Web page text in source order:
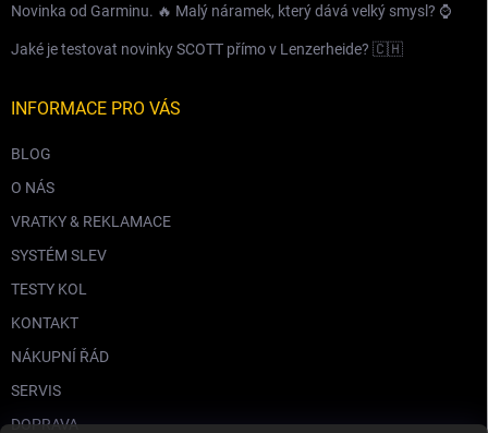
Novinka od Garminu. 🔥 Malý náramek, který dává velký smysl? ⌚️
Jaké je testovat novinky SCOTT přímo v Lenzerheide? 🇨🇭
INFORMACE PRO VÁS
BLOG
O NÁS
VRATKY & REKLAMACE
SYSTÉM SLEV
TESTY KOL
KONTAKT
NÁKUPNÍ ŘÁD
SERVIS
DOPRAVA